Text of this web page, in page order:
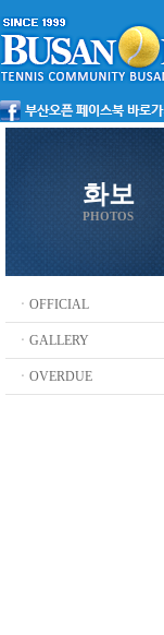
화보
PHOTOS
ㆍOFFICIAL
ㆍGALLERY
ㆍOVERDUE